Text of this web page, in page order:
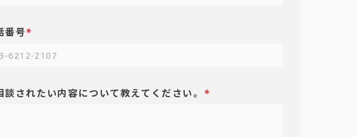
番号*
談されたい内容について教えてください。 *